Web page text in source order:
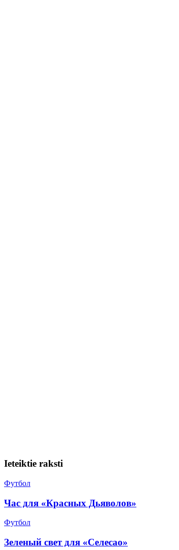
Ieteiktie raksti
Футбол
Час для «Красных Дьяволов»
Футбол
Зеленый свет для «Селесао»